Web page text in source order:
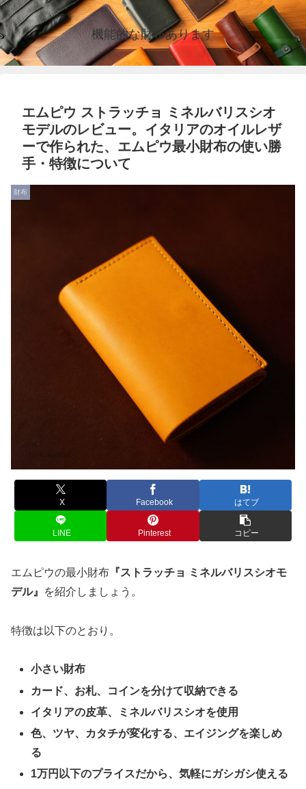
機能的な財布あります
エムピウ ストラッチョ ミネルバリスシオ
モデルのレビュー。イタリアのオイルレザ
ーで作られた、エムピウ最小財布の使い勝
手・特徴について
財布
X Facebook はてブ
LINE Pinterest コピー
エムピウの最小財布 『ストラッチョ ミネルバリスシオモ
デル』
を紹介しましょう。
特徴は以下のとおり。
小さい財布
カード、お札、コインを分けて収納できる
イタリアの皮革、ミネルバリスシオを使用
色、ツヤ、カタチが変化する、エイジングを楽しめ
る
1万円以下のプライスだから、気軽にガシガシ使える